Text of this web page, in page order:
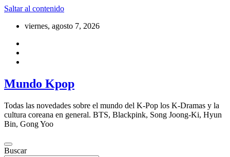
Saltar al contenido
viernes, agosto 7, 2026
Mundo Kpop
Todas las novedades sobre el mundo del K-Pop los K-Dramas y la
cultura coreana en general. BTS, Blackpink, Song Joong-Ki, Hyun
Bin, Gong Yoo
Buscar